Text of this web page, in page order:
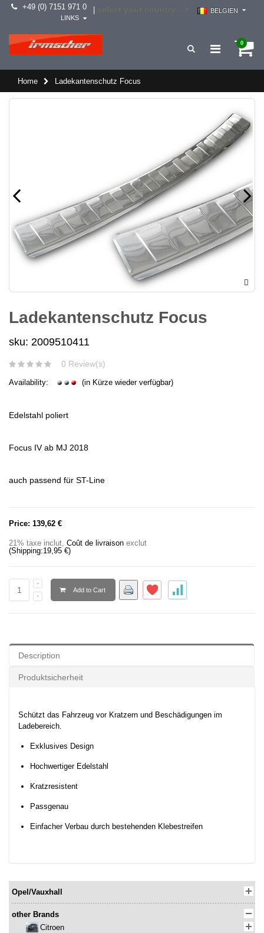
+49 (0) 7151 971 0
BELGIEN
LINKS
0
Home Ladekantenschutz Focus
Ladekantenschutz Focus
sku: 2009510411
0 Review(s)
Availability: (in Kürze wieder verfügbar)
Edelstahl poliert
Focus IV ab MJ 2018
auch passend für ST-Line
Price: 139,62 €
21% taxe inclut, Coût de livraison exclut
(Shipping:19,95 €)
Add to Cart
Description
Produktsicherheit
Schützt das Fahrzeug vor Kratzern und Beschädigungen im
Ladebereich.
Exklusives Design
Hochwertiger Edelstahl
Kratzresistent
Passgenau
Einfacher Verbau durch bestehenden Klebestreifen
Opel/Vauxhall
other Brands
Citroen